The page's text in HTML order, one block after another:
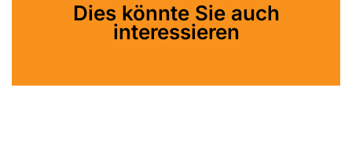
Dies könnte Sie auch
interessieren